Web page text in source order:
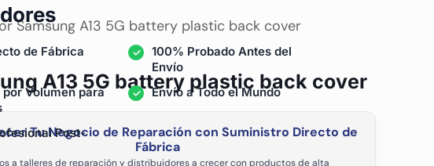
Samsung A13 5G battery plastic back cover
A13 5G battery plastic back cover
Tu Negocio de Reparación con Suministro Directo de
Fábrica
a talleres de reparación y distribuidores a crecer con productos de alta
de Fábrica
100% Probado Antes del
Envío
Volumen para
Envío a Todo el Mundo
Post-